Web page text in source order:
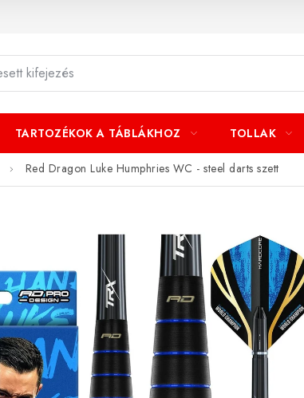
TARTOZÉKOK A TÁBLÁKHOZ TOLLAK
Red Dragon Luke Humphries WC - steel darts szett